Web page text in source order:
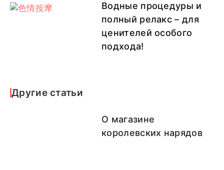
Водные процедуры и
полный релакс – для
ценителей особого
подхода!
Другие статьи
О магазине
королевских нарядов